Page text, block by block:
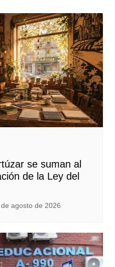
se suman al
de la Ley del
agosto de 2026